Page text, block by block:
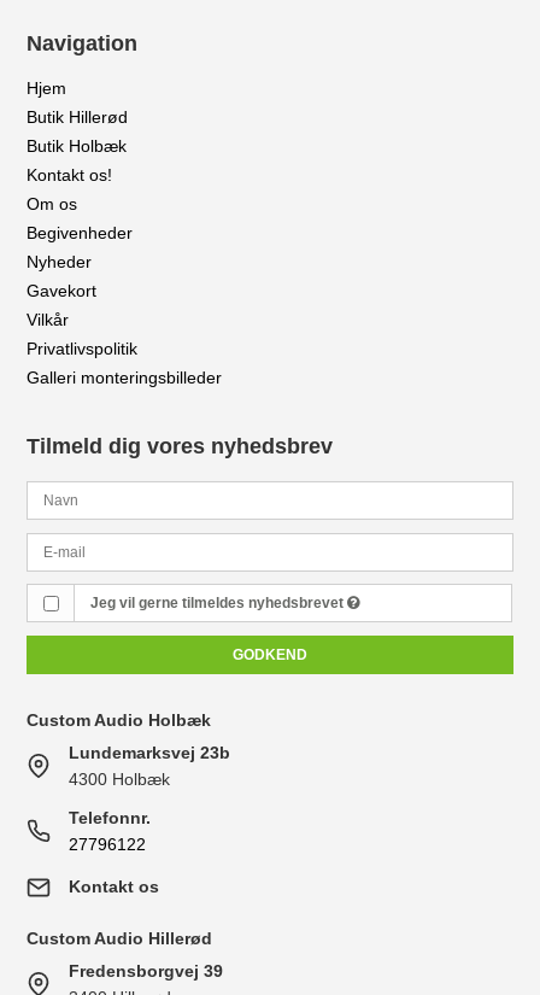
Navigation
Hjem
Butik Hillerød
Butik Holbæk
Kontakt os!
Om os
Begivenheder
Nyheder
Gavekort
Vilkår
Privatlivspolitik
Galleri monteringsbilleder
Tilmeld dig vores nyhedsbrev
Jeg vil gerne tilmeldes nyhedsbrevet
GODKEND
Custom Audio Holbæk
Lundemarksvej 23b
4300 Holbæk
Telefonnr.
27796122
Kontakt os
Custom Audio Hillerød
Fredensborgvej 39